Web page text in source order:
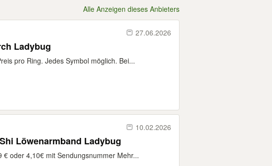
Alle Anzeigen dieses Anbieters
27.06.2026
Ringe wie Howk Moth, Shadow Moth, Monarch Ladybug
pro Ring. Jedes Symbol möglich. Bei...
10.02.2026
Wie Miraculous Shanghai Lady Dragon Mei Shi Löwenarmband Ladybug
oder 4,10€ mit Sendungsnummer Mehr...